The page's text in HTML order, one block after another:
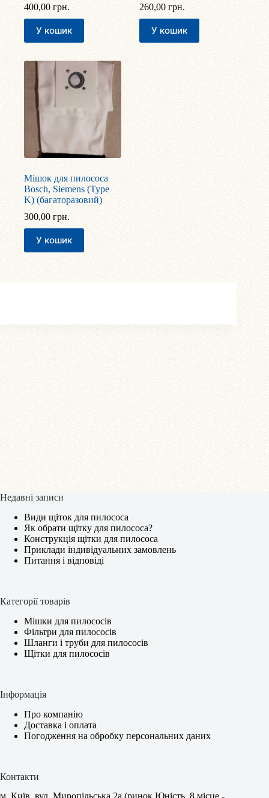
400,00 грн.
У кошик
260,00грн.
У кошик
Мішок для пилососа
Bosch, Siemens (Type
K) (багаторазовий)
300,00 грн.
У кошик
Недавні записи
Види щіток для пилососа
Як обрати щітку для пилососа?
Конструкція щітки для пилососа
Приклади індивідуальних замовлень
Питання і відповіді
Категорії товарів
Мішки для пилососів
Фільтри для пилососів
Шланги і труби для пилососів
Щітки для пилососів
Інформація
Про компанію
Доставка і оплата
Погодження на обробку персональних даних
Контакти